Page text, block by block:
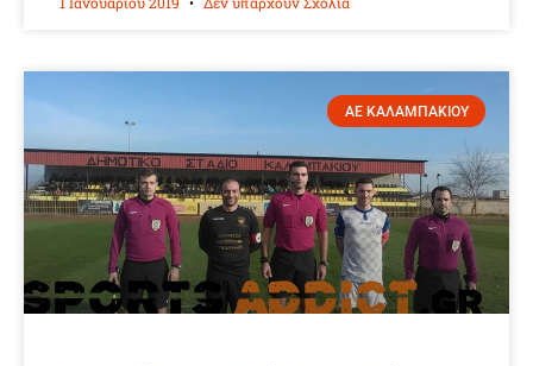
ΑΕ ΚΑΛΑΜΠΑΚΙΟΥ